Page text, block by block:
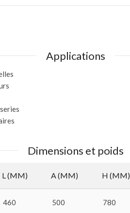
Applications
Dimensions et poids
L (MM) A (MM) H (MM)
460 500 780